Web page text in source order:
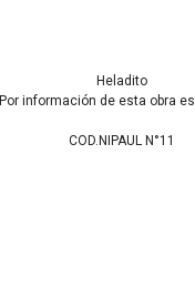
Heladito
Por información de esta obra
COD.NIPAUL N°11